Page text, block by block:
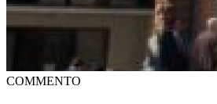
COMMENTO